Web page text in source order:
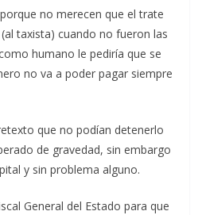
no merecen que el trate
taxista) cuando no fueron las
humano le pediría que se
no va a poder pagar siempre
que no podían detenerlo
de gravedad, sin embargo
y sin problema alguno.
General del Estado para que